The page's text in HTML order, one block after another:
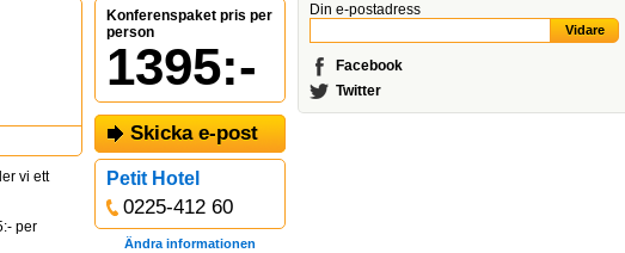
Konferenspaket pris per
person
1395:-
Skicka e-post
Petit Hotel
0225-412 60
Ändra informationen
vi ett
per
Din e-postadress
Facebook
Twitter